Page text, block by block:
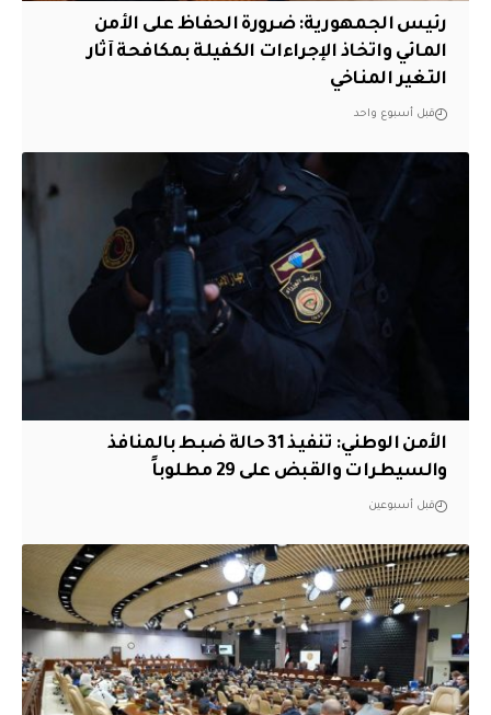
رئيس الجمهورية: ضرورة الحفاظ على الأمن
المائي واتخاذ الإجراءات الكفيلة بمكافحة آثار
التغير المناخي
قبل أسبوع واحد
الأمن الوطني: تنفيذ 31 حالة ضبط بالمنافذ
والسيطرات والقبض على 29 مطلوباً
قبل أسبوعين